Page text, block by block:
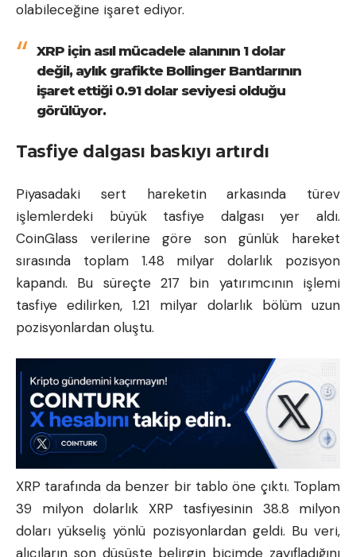
olabileceğine işaret ediyor.
XRP için asıl mücadele alanının 1 dolar
değil, aylık grafikte Bollinger Bantlarının
işaret ettiği 0.91 dolar seviyesi olduğu
görülüyor.
Tasfiye dalgası baskıyı artırdı
Piyasadaki sert hareketin arkasında türev
işlemlerdeki büyük tasfiye dalgası yer aldı.
CoinGlass verilerine göre son günlük hareket
sırasında toplam 1.48 milyar dolarlık pozisyon
kapandı. Bu süreçte 217 bin yatırımcının işlemi
tasfiye edilirken, 1.21 milyar dolarlık bölüm uzun
pozisyonlardan oluştu.
XRP tarafında da benzer bir tablo öne çıktı. Toplam
39 milyon dolarlık XRP tasfiyesinin 38.8 milyon
doları yükseliş yönlü pozisyonlardan geldi. Bu veri,
alıcıların son düşüşte belirgin biçimde zayıfladığını